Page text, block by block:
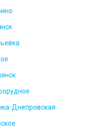
Днепровская